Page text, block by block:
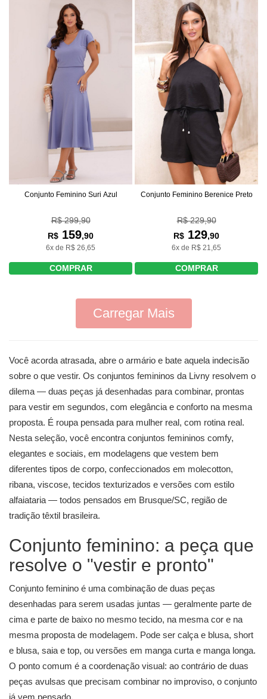
Conjunto Feminino Suri Azul
R$ 299,90
R$ 159,90
6x de R$ 26,65
COMPRAR
Conjunto Feminino Berenice Preto
R$ 229,90
R$ 129,90
6x de R$ 21,65
COMPRAR
Carregar Mais
Você acorda atrasada, abre o armário e bate aquela indecisão
sobre o que vestir. Os conjuntos femininos da Livny resolvem o
dilema — duas peças já desenhadas para combinar, prontas
para vestir em segundos, com elegância e conforto na mesma
proposta. É roupa pensada para mulher real, com rotina real.
Nesta seleção, você encontra conjuntos femininos comfy,
elegantes e sociais, em modelagens que vestem bem
diferentes tipos de corpo, confeccionados em molecotton,
ribana, viscose, tecidos texturizados e versões com estilo
alfaiataria — todos pensados em Brusque/SC, região de
tradição têxtil brasileira.
Conjunto feminino: a peça que
resolve o "vestir e pronto"
Conjunto feminino é uma combinação de duas peças
desenhadas para serem usadas juntas — geralmente parte de
cima e parte de baixo no mesmo tecido, na mesma cor e na
mesma proposta de modelagem. Pode ser calça e blusa, short
e blusa, saia e top, ou versões em manga curta e manga longa.
O ponto comum é a coordenação visual: ao contrário de duas
peças avulsas que precisam combinar no improviso, o conjunto
já vem pensado.